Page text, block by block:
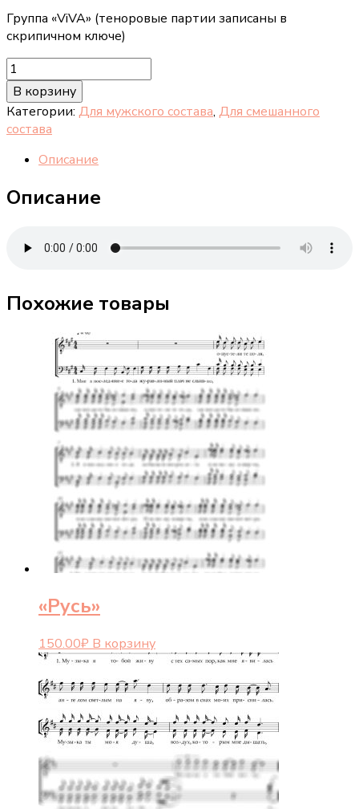
Группа «ViVA» (теноровые партии записаны в
скрипичном ключе)
Количество
товара
"Время
перемен"
В корзину
Категории: Для мужского состава, Для смешанного
состава
Описание
Описание
Похожие товары
«Русь»
150.00₽ В корзину